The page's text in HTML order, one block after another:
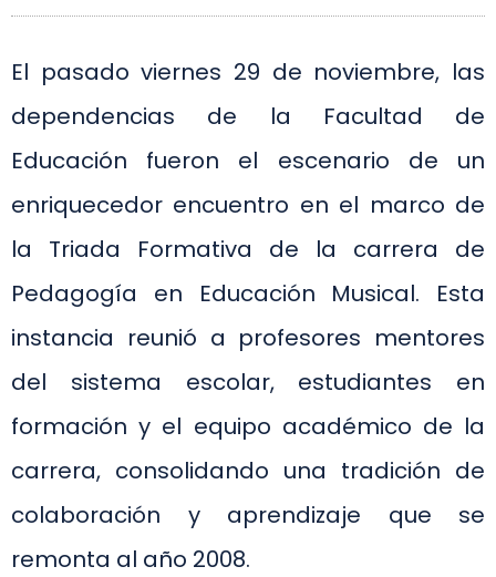
El pasado viernes 29 de noviembre, las
dependencias de la Facultad de
Educación fueron el escenario de un
enriquecedor encuentro en el marco de
la Triada Formativa de la carrera de
Pedagogía en Educación Musical. Esta
instancia reunió a profesores mentores
del sistema escolar, estudiantes en
formación y el equipo académico de la
carrera, consolidando una tradición de
colaboración y aprendizaje que se
remonta al año 2008.